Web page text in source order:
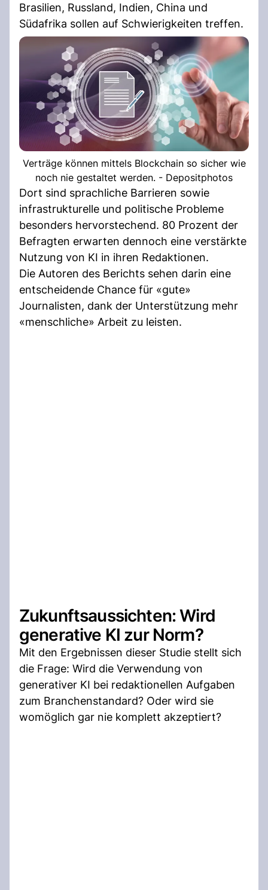
Brasilien, Russland, Indien, China und
Südafrika sollen auf Schwierigkeiten treffen.
Verträge können mittels Blockchain so sicher wie
noch nie gestaltet werden. - Depositphotos
Dort sind sprachliche Barrieren sowie
infrastrukturelle und politische Probleme
besonders hervorstechend. 80 Prozent der
Befragten erwarten dennoch eine verstärkte
Nutzung von KI in ihren Redaktionen.
Die Autoren des Berichts sehen darin eine
entscheidende Chance für «gute»
Journalisten, dank der Unterstützung mehr
«menschliche» Arbeit zu leisten.
Zukunftsaussichten: Wird
generative KI zur Norm?
Mit den Ergebnissen dieser Studie stellt sich
die Frage: Wird die Verwendung von
generativer KI bei redaktionellen Aufgaben
zum Branchenstandard? Oder wird sie
womöglich gar nie komplett akzeptiert?